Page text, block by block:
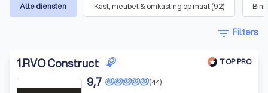
Alle diensten Kast, meubel & omkasting op maat(92)
filter_list Filters
1.RVO Construct TOP PRO
(44)
9,7